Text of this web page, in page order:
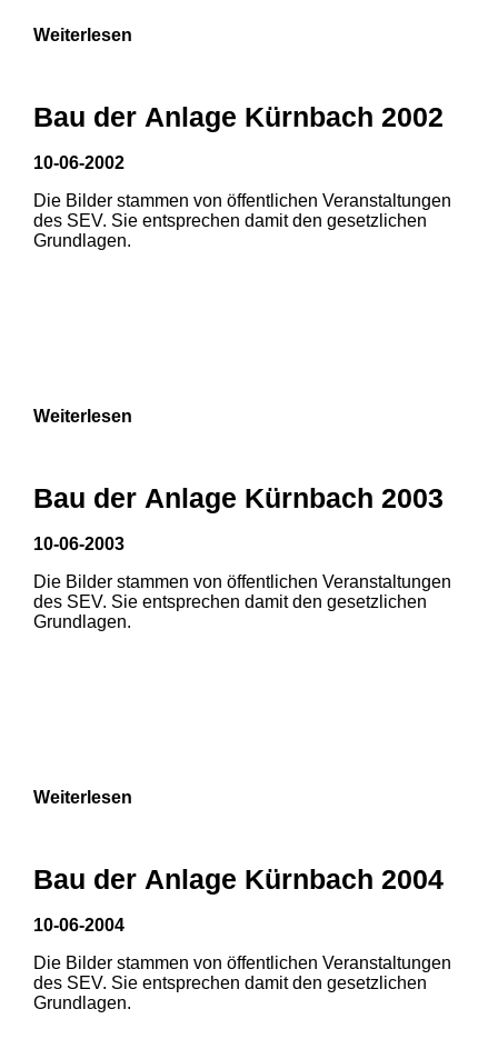
1 2 3
Weiterlesen
Bau der Anlage Kürnbach 2002
10-06-2002
Die Bilder stammen von öffentlichen Veranstaltungen
des SEV. Sie entsprechen damit den gesetzlichen
Grundlagen.
Weiterlesen
Bau der Anlage Kürnbach 2003
10-06-2003
Die Bilder stammen von öffentlichen Veranstaltungen
des SEV. Sie entsprechen damit den gesetzlichen
Grundlagen.
Weiterlesen
Bau der Anlage Kürnbach 2004
10-06-2004
Die Bilder stammen von öffentlichen Veranstaltungen
des SEV. Sie entsprechen damit den gesetzlichen
Grundlagen.